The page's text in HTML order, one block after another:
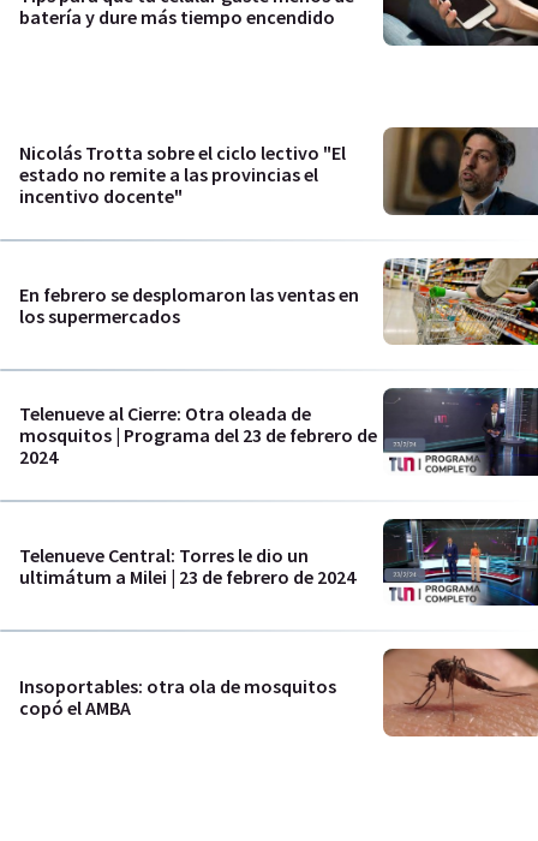
batería y dure más tiempo encendido
Nicolás Trotta sobre el ciclo lectivo "El
estado no remite a las provincias el
incentivo docente"
En febrero se desplomaron las ventas en
los supermercados
Telenueve al Cierre: Otra oleada de
mosquitos | Programa del 23 de febrero de
2024
Telenueve Central: Torres le dio un
ultimátum a Milei | 23 de febrero de 2024
Insoportables: otra ola de mosquitos
copó el AMBA